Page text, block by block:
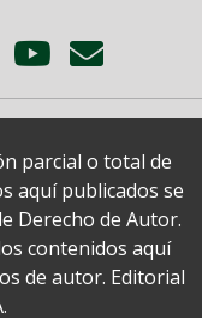
parcial o total de
aquí publicados se
Derecho de Autor.
contenidos aquí
de autor. Editorial